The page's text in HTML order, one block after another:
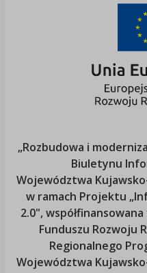
„Rozbudowa i
Biuletynu
Województwa
w ramach Projektu
2.0",
Funduszu Rozwoju
Regionalnego
Województwa